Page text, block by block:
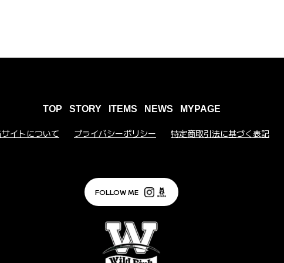
TOP STORY ITEMS NEWS MYPAGE
サイトについて プライバシーポリシー 特定商取引法に基づく表記
FOLLOW ME